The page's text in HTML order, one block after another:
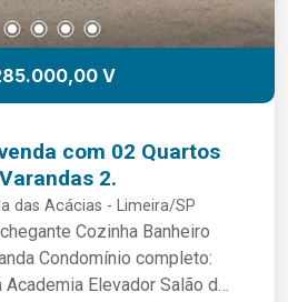
V
com 02 Quartos
2.
das Acácias - Limeira/SP
Cozinha Banheiro
Elevador Salão de